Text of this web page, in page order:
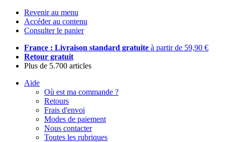
Revenir au menu
Accéder au contenu
Consulter le panier
France : Livraison standard gratuite à partir de 59,90 €
Retour gratuit
Plus de 5.700 articles
Aide
Où est ma commande ?
Retours
Frais d'envoi
Modes de paiement
Nous contacter
Toutes les rubriques